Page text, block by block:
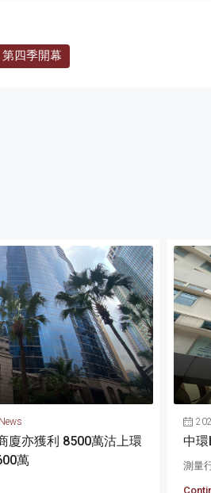
第四季開幕
廈亦獲利 8500萬沽上環
萬
中
測量